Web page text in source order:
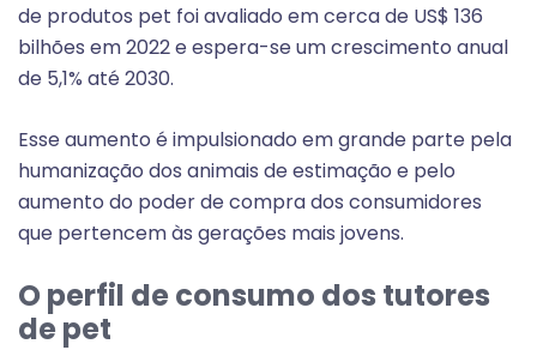
de produtos pet foi avaliado em cerca de US$ 136
bilhões em 2022 e espera-se um crescimento anual
de 5,1% até 2030.
Esse aumento é impulsionado em grande parte pela
humanização dos animais de estimação e pelo
aumento do poder de compra dos consumidores
que pertencem às gerações mais jovens.
O perfil de consumo dos tutores
de pet